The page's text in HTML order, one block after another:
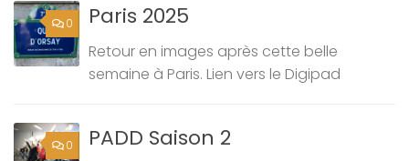
0 Paris 2025
Retour en images après cette belle
semaine à Paris. Lien vers le Digipad
0 PADD Saison 2